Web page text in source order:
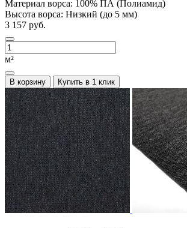
Материал ворса: 100% ПА (Полиамид)
Высота ворса: Низкий (до 5 мм)
3 157 руб.
м²
В корзину Купить в 1 клик